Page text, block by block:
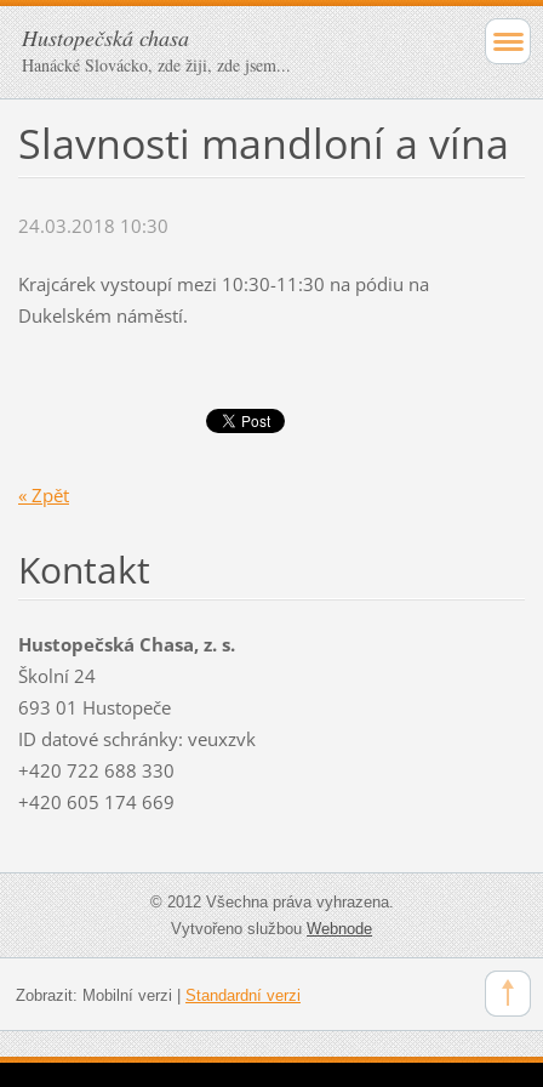
Hustopečská chasa
Hanácké Slovácko, zde žiji, zde jsem...
Slavnosti mandloní a vína
24.03.2018 10:30
Krajcárek vystoupí mezi 10:30-11:30 na pódiu na
Dukelském náměstí.
« Zpět
Kontakt
Hustopečská Chasa, z. s.
Školní 24
693 01 Hustopeče
ID datové schránky: veuxzvk
+420 722 688 330
+420 605 174 669
© 2012 Všechna práva vyhrazena.
Vytvořeno službouWebnode
Zobrazit: Mobilní verzi Standardní verzi